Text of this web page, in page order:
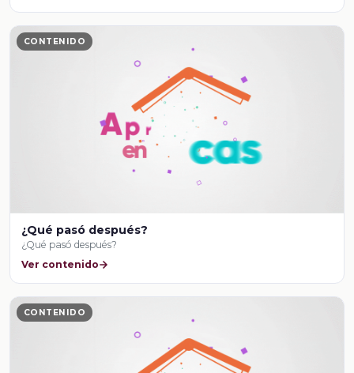
CONTENIDO
¿Qué pasó después?
¿Qué pasó después?
Ver contenido
CONTENIDO